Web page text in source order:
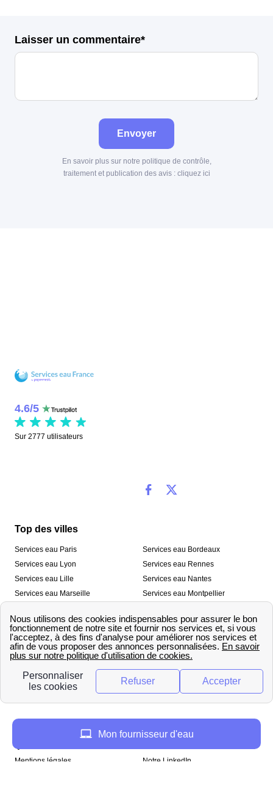
Laisser un commentaire*
Envoyer
En savoir plus sur notre politique de contrôle,
traitement et publication des avis : cliquez ici
4.6/5
Sur 2777 utilisateurs
Top des villes
Services eau Paris
Services eau Lyon
Services eau Lille
Services eau Marseille
Services eau Toulon
Services eau Bordeaux
Services eau Rennes
Services eau Nantes
Services eau Montpellier
Services eau Strasbourg
Nos outils
🛁 Simulateur consommation eau
💧 Comparer les fournisseurs
d’eau
Qui sommes-nous ?
Mentions légales
Notre LinkedIn
Mon fournisseur d'eau